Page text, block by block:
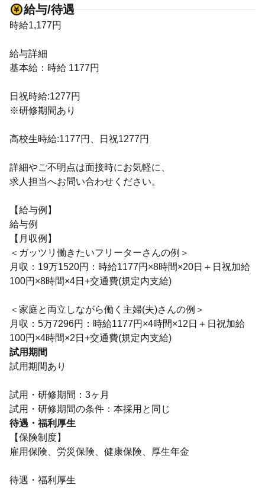
給与/待遇
時給1,177円
給与詳細
基本給：時給 1177円
日祝時給:1277円
※研修期間あり
高校生時給:1177円、日祝1277円
詳細やご不明点は面接時にお気軽に、
求人担当へお問い合わせください。
【給与例】
給与例
【月収例】
＜ガッツリ働きたいフリーターさんの例＞
月収：19万1520円：時給1177円×8時間×20日＋日祝加給
100円×8時間×4日+交通費(規定内支給)
＜家庭と両立しながら働く主婦(夫)さんの例＞
月収：5万7296円：時給1177円×4時間×12日＋日祝加給
100円×4時間×2日+交通費(規定内支給)
試用期間
試用期間あり
試用・研修期間：3ヶ月
待遇・福利厚生
【保険制度】
雇用保険、労災保険、健康保険、厚生年金
待遇・福利厚生